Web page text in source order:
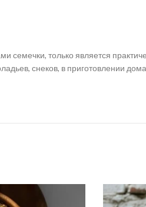
только является
снеков, в приготовлении